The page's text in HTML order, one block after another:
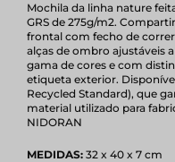
Mochila da linha nature
GRS de 275g/m2.
frontal com fecho de
alças de ombro ajustáveis
gama de cores e com
etiqueta exterior.
Recycled Standard), que
material utilizado para
NIDORAN
MEDIDAS: 32 x 40 x 7 cm